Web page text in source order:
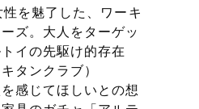
を魅了した、ワーキ
ズ。大人をターゲッ
イの先駆け的存在
タンクラブ）
感じてほしいとの想